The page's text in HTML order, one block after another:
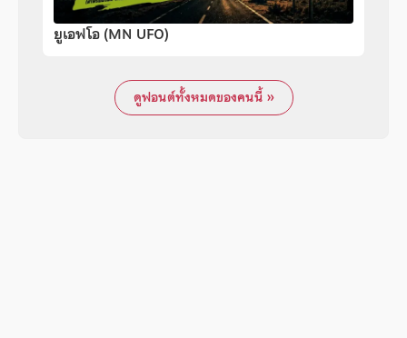
ยูเอฟโอ (MN UFO)
ดูฟอนต์ทั้งหมดของคนนี้ »